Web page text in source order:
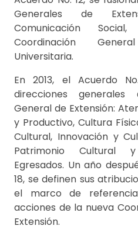
Generales de
Comunicación
Coordinación
Universitaria.
En 2013, el Acuerdo
direcciones
General de Extensión:
y Productivo, Cultura
Cultural, Innovación y
Patrimonio Cultural
Egresados. Un año
18, se definen sus
el marco de
acciones de la nueva
Extensión.